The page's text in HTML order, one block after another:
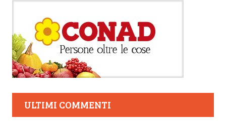
ULTIMI COMMENTI